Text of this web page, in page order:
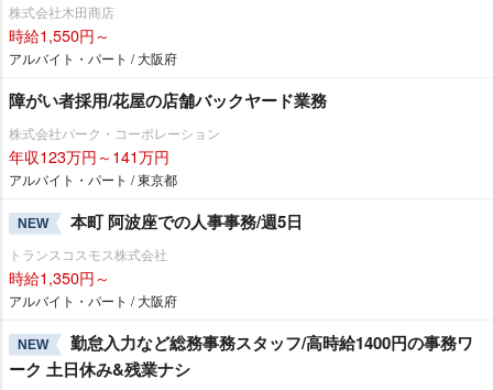
株式会社木田商店
時給1,550円～
アルバイト・パート / 大阪府
障がい者採用/花屋の店舗バックヤード業務
株式会社パーク・コーポレーション
年収123万円～141万円
アルバイト・パート / 東京都
NEW 本町 阿波座での人事事務/週5日
トランスコスモス株式会社
時給1,350円～
アルバイト・パート / 大阪府
NEW
勤怠入力など総務事務スタッフ/高時給1400円の事務ワ
ーク 土日休み&残業ナシ